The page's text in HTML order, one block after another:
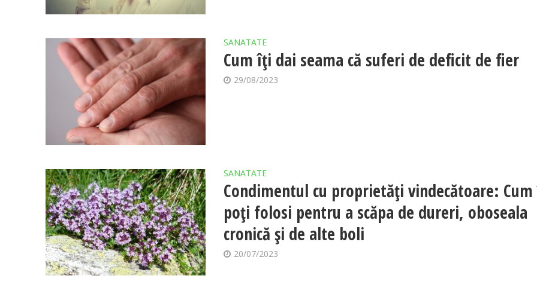
SANATATE
Cum îți dai seama că suferi de deficit de fier
29/08/2023
SANATATE
Condimentul cu proprietăți vindecătoare:
poți folosi pentru a scăpa de dureri, oboseala
cronică și de alte boli
20/07/2023